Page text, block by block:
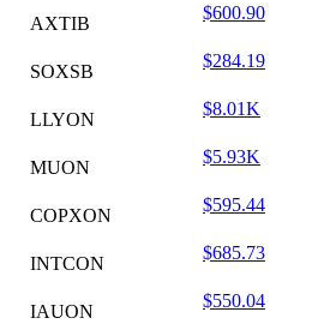
AXTIB
$600.90
SOXSB
$284.19
LLYON
$8.01K
MUON
$5.93K
COPXON
$595.44
INTCON
$685.73
IAUON
$550.04